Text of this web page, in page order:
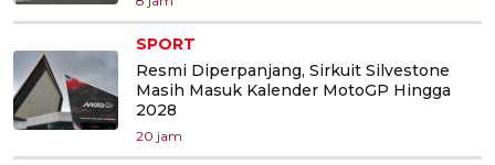
SPORT
Resmi Diperpanjang, Sirkuit Silvestone
Masih Masuk Kalender MotoGP Hingga
2028
20 jam